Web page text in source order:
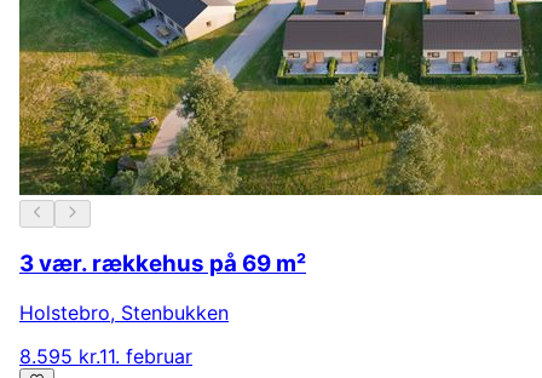
3 vær. rækkehus på 69 m²
Holstebro, Stenbukken
8.595 kr.11. februar